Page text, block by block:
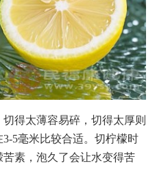
得太薄容易碎，切得太厚则
5毫米比较合适。切柠檬时
素，泡久了会让水变得苦